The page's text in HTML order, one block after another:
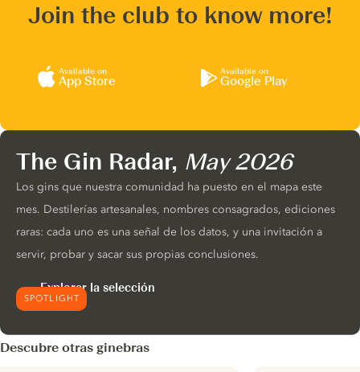
Join the club to know more!
Available on
App Store
Available on
Google Play
SPOTLIGHT
The Gin Radar, May 2026
Los gins que nuestra comunidad ha puesto en el mapa este
mes. Destilerías artesanales, nombres consagrados, ediciones
raras: cada uno es una señal de los datos, y una invitación a
servir, probar y sacar sus propias conclusiones.
Explorar la selección
Descubre otras ginebras